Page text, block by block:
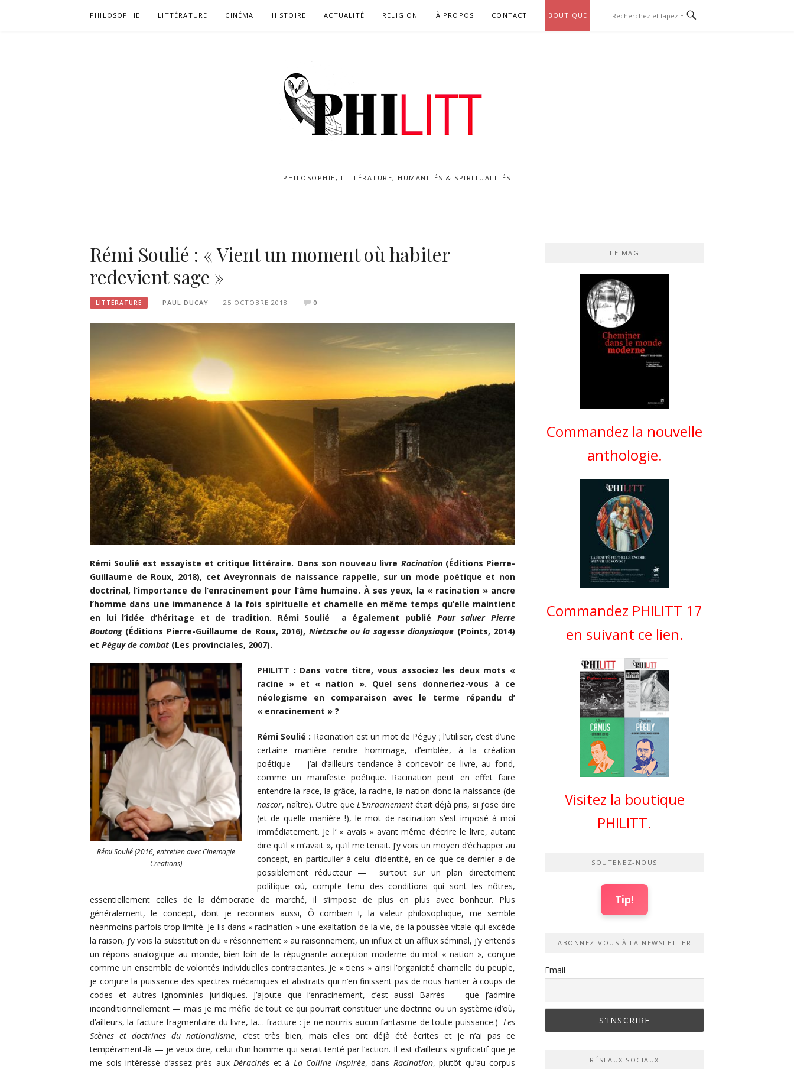
PHILOSOPHIE LITTÉRATURE CINÉMA HISTOIRE ACTUALITÉ RELIGION À PROPOS CONTACT BOUTIQUE
PHILOSOPHIE, LITTÉRATURE, HUMANITÉS & SPIRITUALITÉS
Rémi Soulié : « Vient un moment où habiter
redevient sage »
LITTÉRATURE PAUL DUCAY 25 OCTOBRE 2018 0
Rémi Soulié est essayiste et critique littéraire. Dans son nouveau livre Racination(Éditions Pierre-
Guillaume de Roux, 2018), cet Aveyronnais de naissance rappelle, sur un mode poétique et non
doctrinal, l’importance de l’enracinement pour l’âme humaine. À ses yeux, la « racination » ancre
l’homme dans une immanence à la fois spirituelle et charnelle en même temps qu’elle maintient
en lui l’idée d’héritage et de tradition. Rémi Soulié a également publié Pour saluer Pierre
Boutang (Éditions Pierre-Guillaume de Roux, 2016), Nietzsche ou la sagesse dionysiaque (Points, 2014)
et Péguy de combat (Les provinciales, 2007).
Rémi Soulié (2016, entretien avec Cinemagie
Creations)
PHILITT : Dans votre titre, vous associez les deux mots «
racine » et « nation ». Quel sens donneriez-vous à ce
néologisme en comparaison avec le terme répandu d’
« enracinement » ?
Rémi Soulié : Racination est un mot de Péguy ; l’utiliser, c’est d’une
certaine manière rendre hommage, d’emblée, à la création
poétique — j’ai d’ailleurs tendance à concevoir ce livre, au fond,
comme un manifeste poétique. Racination peut en effet faire
entendre la race, la grâce, la racine, la nation donc la naissance (de
nascor, naître). Outre que L’Enracinementétait déjà pris, si j’ose dire
(et de quelle manière !), le mot de racination s’est imposé à moi
immédiatement. Je l’ « avais » avant même d’écrire le livre, autant
dire qu’il « m’avait », qu’il me tenait. J’y vois un moyen d’échapper au
concept, en particulier à celui d’identité, en ce que ce dernier a de
possiblement réducteur —
surtout sur un plan directement
politique où, compte tenu des conditions qui sont les nôtres,
essentiellement celles de la démocratie de marché, il s’impose de plus en plus avec bonheur. Plus
généralement, le concept, dont je reconnais aussi, Ô combien !, la valeur philosophique, me semble
néanmoins parfois trop limité. Je lis dans « racination » une exaltation de la vie, de la poussée vitale qui excède
la raison, j’y vois la substitution du « résonnement » au raisonnement, un influx et un afflux séminal, j’y entends
un répons analogique au monde, bien loin de la répugnante acception moderne du mot « nation », conçue
comme un ensemble de volontés individuelles contractantes. Je « tiens » ainsi l’organicité charnelle du peuple,
je conjure la puissance des spectres mécaniques et abstraits qui n’en finissent pas de nous hanter à coups de
codes et autres ignominies juridiques. J’ajoute que l’enracinement, c’est aussi Barrès — que j’admire
inconditionnellement — mais je me méfie de tout ce qui pourrait constituer une doctrine ou un système (d’où,
d’ailleurs, la facture fragmentaire du livre, la… fracture : je ne nourris aucun fantasme de toute-puissance.) Les
Scènes et doctrines du nationalisme, c’est très bien, mais elles ont déjà été écrites et je n’ai pas ce
tempérament-là — je veux dire, celui d’un homme qui serait tenté par l’action. Il est d’ailleurs significatif que je
me sois intéressé d’assez près aux Déracinés et à La Colline inspirée, dans Racination, plutôt qu’au corpus
LE MAG
Commandez la nouvelle
anthologie.
Commandez PHILITT 17
en suivant ce lien.
Visitez la boutique
PHILITT.
SOUTENEZ-NOUS
Tip!
ABONNEZ-VOUS À LA NEWSLETTER
Email
RÉSEAUX SOCIAUX